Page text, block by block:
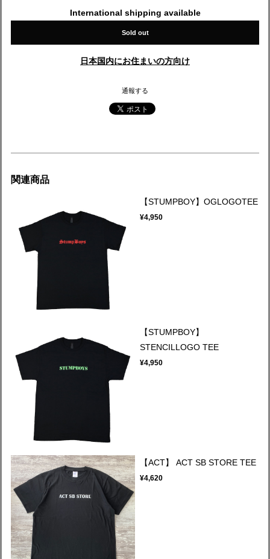
International shipping available
Sold out
日本国内にお住まいの方向け
通報する
関連商品
【STUMPBOY】OGLOGOTEE
¥4,950
【STUMPBOY】
STENCILLOGO TEE
¥4,950
【ACT】 ACT SB STORE TEE
¥4,620